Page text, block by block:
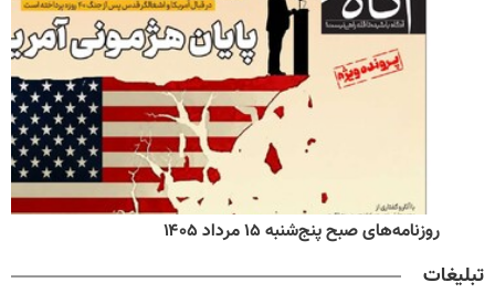
روزنامه‌های صبح پنج‌شنبه ۱۵ مرداد ۱۴۰۵
تبلیغات